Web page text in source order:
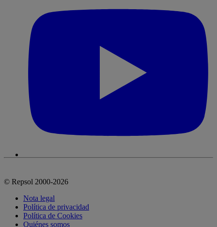
© Repsol 2000-2026
Nota legal
Política de privacidad
Política de Cookies
Quiénes somos